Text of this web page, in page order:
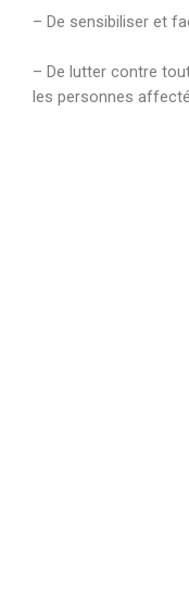
– De sensibiliser et
– De lutter contre
les personnes